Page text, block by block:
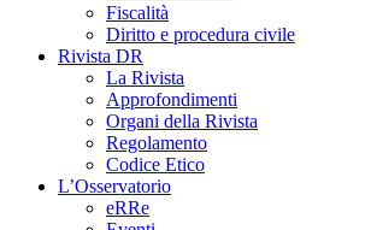
Fiscalità
Diritto e procedura civile
Rivista DR
La Rivista
Approfondimenti
Organi della Rivista
Regolamento
Codice Etico
L’Osservatorio
eRRe